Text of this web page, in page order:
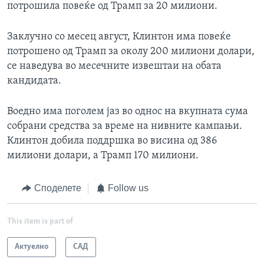
потрошила повеќе од Трамп за 20 милиони.
Заклучно со месец август, Клинтон има повеќе
потрошено од Трамп за околу 200 милиони долари,
се наведува во месечните извештаи на обата
кандидата.
Воедно има поголем јаз во однос на вкупната сума
собрани средства за време на нивните кампањи.
Клинтон добила поддршка во висина од 386
милиони долари, а Трамп 170 милиони.
Споделете Follow us
This item is part of
Актуелно САД